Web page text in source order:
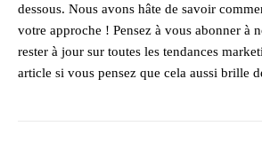
dessous. Nous avons hâte de savoir
votre approche ! Pensez à vous abonner à
rester à jour sur toutes les tendances
article si vous pensez que cela aussi brille